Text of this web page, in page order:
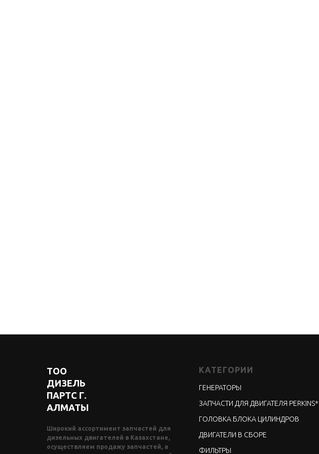
ТОО
ДИЗЕЛЬ
ПАРТС Г.
АЛМАТЫ
Широкий ассортимент запчастей для
дизельных двигателей в Казахстане,
осуществляем продажу запчастей, а
КАТЕГОРИИ
ГЕНЕРАТОРЫ
ЗАПЧАСТИ ДЛЯ ДВИГАТЕЛЯ PERKINS*
ГОЛОВКА БЛОКА ЦИЛИНДРОВ
ДВИГАТЕЛИ В СБОРЕ
ФИЛЬТРЫ